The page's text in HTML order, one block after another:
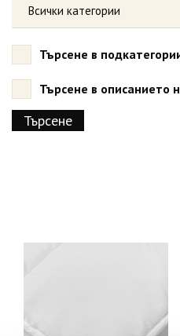
Всички категории
Търсене в
Търсене в описанието